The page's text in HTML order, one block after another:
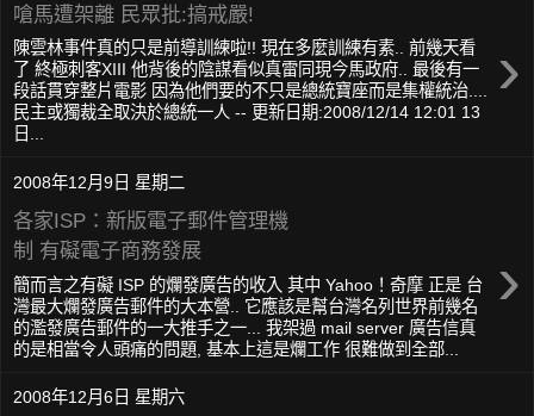
嗆馬遭架離 民眾批:搞戒嚴!
›
陳雲林事件真的只是前導訓練啦!! 現在多麼訓練有素.. 前幾天看
了 終極刺客XIII 他背後的陰謀看似真雷同現今馬政府.. 最後有一
段話貫穿整片電影 因為他們要的不只是總統寶座而是集權統治....
民主或獨裁全取決於總統一人 -- 更新日期:2008/12/14 12:01 13
日...
2008年12月9日 星期二
各家ISP：新版電子郵件管理機
制 有礙電子商務發展
›
簡而言之有礙 ISP 的爛發廣告的收入 其中 Yahoo！奇摩 正是 台
灣最大爛發廣告郵件的大本營.. 它應該是幫台灣名列世界前幾名
的濫發廣告郵件的一大推手之一... 我架過 mail server 廣告信真
的是相當令人頭痛的問題, 基本上這是爛工作 很難做到全部...
2008年12月6日 星期六